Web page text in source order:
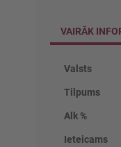
VAIRĀK
Vairāk
Valsts
Tilpums
Alk %
Ieteicams